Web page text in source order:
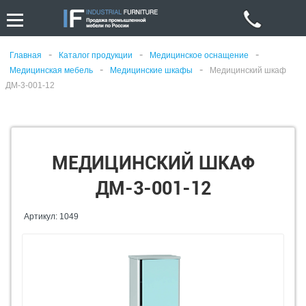
Главная - Каталог продукции - Медицинское оснащение -
Медицинская мебель - Медицинские шкафы -
Медицинский шкаф
ДМ-3-001-12
МЕДИЦИНСКИЙ ШКАФ
ДМ-3-001-12
Артикул: 1049